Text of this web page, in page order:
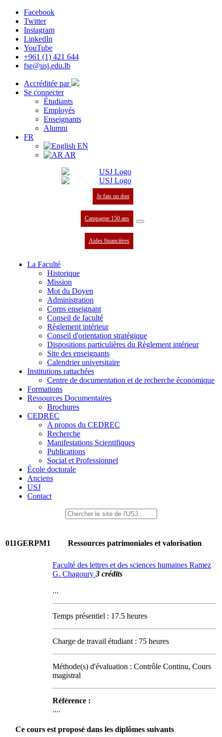
Facebook
Twitter
Instagram
LinkedIn
YouTube
+961 (1) 421 644
fse@usj.edu.lb
Accréditée par
Se connecter
Étudiants
Employés
Enseignants
Alumni
FR
EN
AR
Je fais un don
Campagne 150 ans
Aides financières
La Faculté
Historique
Mission
Mot du Doyen
Administration
Corps enseignant
Conseil de faculté
Règlement intérieur
Conseil d'orientation stratégique
Dispositions particulières du Règlement intérieur
Site des enseignants
Calendrier universitaire
Institutions rattachées
Centre de documentation et de recherche économique
Formations
Ressources Documentaires
Brochures
CEDREC
A propos du CEDREC
Recherche
Manifestations Scientifiques
Publications
Social et Professionnel
École doctorale
Anciens
USJ
Contact
011GERPM1 Ressources patrimoniales et valorisation
Faculté des lettres et des sciences humaines Ramez
G. Chagoury 3 crédits
...
Temps présentiel : 17.5 heures
Charge de travail étudiant : 75 heures
Méthode(s) d'évaluation : Contrôle Continu, Cours
magistral
Référence :
....
Ce cours est proposé dans les diplômes suivants